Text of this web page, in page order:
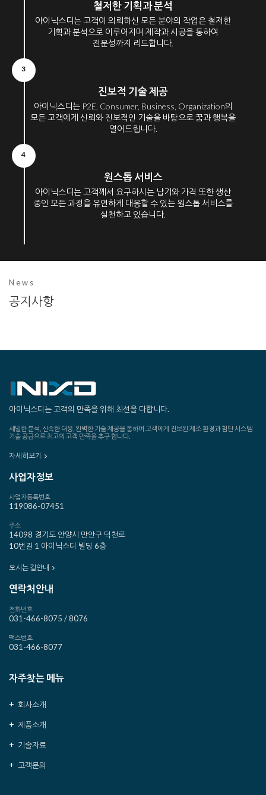
철저한 기획과 분석
아이닉스디는 고객이 의뢰하신 모든 분야의 작업은 철저한
기획과 분석으로 이루어지며 제작과 시공을 통하여
전문성까지 리드합니다.
3
진보적 기술 제공
아이닉스디는 P2E, Consumer, Business, Organization의
모든 고객에게 신뢰와 진보적인 기술을 바탕으로 꿈과 행복을
열어드립니다.
4
원스톱 서비스
아이닉스디는 고객께서 요구하시는 납기와 가격 또한 생산
중인 모든 과정을 유연하게 대응할 수 있는 원스톱 서비스를
실천하고 있습니다.
News
공지사항
아이닉스디는 고객의 만족을 위해 최선을 다합니다.
세밀한 분석, 신속한 대응, 완벽한 기술 제공을 통하여 고객에게 진보된 제조 환경과 첨단 시스템
기술 공급으로 최고의 고객 만족을 추구 합니다.
자세히보기
사업자정보
사업자등록번호
119086-07451
주소
14098 경기도 안양시 만안구 덕천로
10번길 1 아이닉스디 빌딩 6층
오시는 길안내
연락처안내
전화번호
031-466-8075 / 8076
팩스번호
031-466-8077
자주찾는 메뉴
회사소개
제품소개
기술자료
고객문의